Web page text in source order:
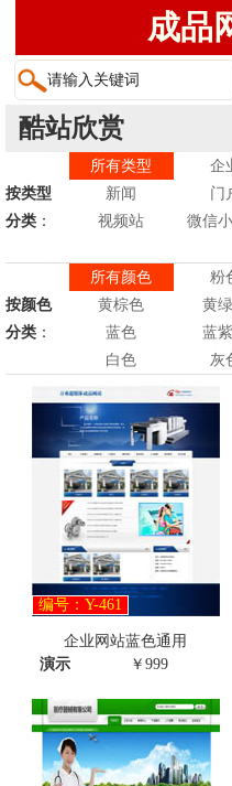
成品
酷站欣赏
按类型
分类：
所有类型 企
新闻
门
视频站
微信
按颜色
分类：
所有颜色 粉
黄棕色
黄
蓝色
蓝
白色
灰
编号：Y-461
企业网站蓝色通用
演示
￥999